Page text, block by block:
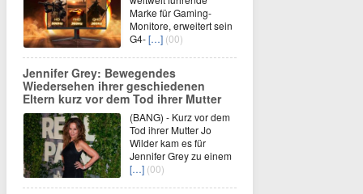
Marke für Gaming-
Monitore, erweitert sein
G4-[…] (00)
Jennifer Grey: Bewegendes
Wiedersehen ihrer geschiedenen
Eltern kurz vor dem Tod ihrer Mutter
(BANG) - Kurz vor dem
Tod ihrer Mutter Jo
Wilder kam es für
Jennifer Grey zu einem
[…] (00)